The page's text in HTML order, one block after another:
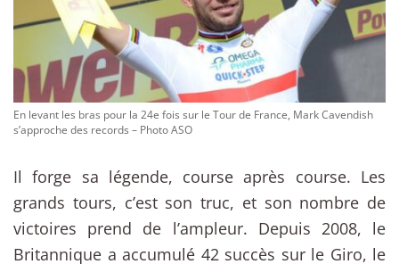
En levant les bras pour la 24e fois sur le Tour de France, Mark Cavendish
s’approche des records – Photo ASO
Il forge sa légende, course après course. Les
grands tours, c’est son truc, et son nombre de
victoires prend de l’ampleur. Depuis 2008, le
Britannique a accumulé 42 succès sur le Giro, le